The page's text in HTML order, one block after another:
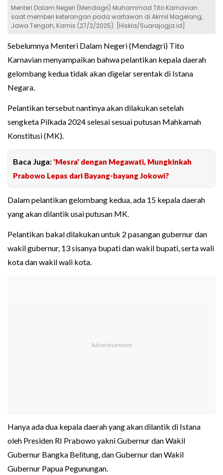
Menteri Dalam Negeri (Mendagri) Muhammad Tito Karnavian
saat memberi keterangan pada wartawan di Akmil Magelang,
Jawa Tengah, Kamis (27/2/2025). [Hiskia/Suarajogja.id]
Sebelumnya Menteri Dalam Negeri (Mendagri) Tito
Karnavian menyampaikan bahwa pelantikan kepala daerah
gelombang kedua tidak akan digelar serentak di Istana
Negara.
Pelantikan tersebut nantinya akan dilakukan setelah
sengketa Pilkada 2024 selesai sesuai putusan Mahkamah
Konstitusi (MK).
Baca Juga: 'Mesra' dengan Megawati, Mungkinkah
Prabowo Lepas dari Bayang-bayang Jokowi?
Dalam pelantikan gelombang kedua, ada 15 kepala daerah
yang akan dilantik usai putusan MK.
Pelantikan bakal dilakukan untuk 2 pasangan gubernur dan
wakil gubernur, 13 sisanya bupati dan wakil bupati, serta wali
kota dan wakil wali kota.
Hanya ada dua kepala daerah yang akan dilantik di Istana
oleh Presiden RI Prabowo yakni Gubernur dan Wakil
Gubernur Bangka Belitung, dan Gubernur dan Wakil
Gubernur Papua Pegunungan.